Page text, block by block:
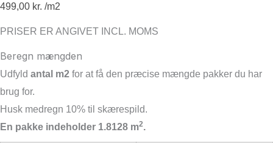
499,00 kr.
PRISER ER ANGIVET INCL. MOMS
Beregn mængden
Udfyld antal m2 for at få den præcise mængde pakker du har
brug for.
Husk medregn 10% til skærespild.
En pakke indeholder 1.8128 m2.